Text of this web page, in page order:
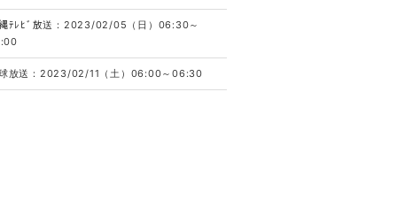
ﾃﾚﾋﾞ放送：2023/02/05（日）06:30～
放送：2023/02/11（土）06:00～06:30